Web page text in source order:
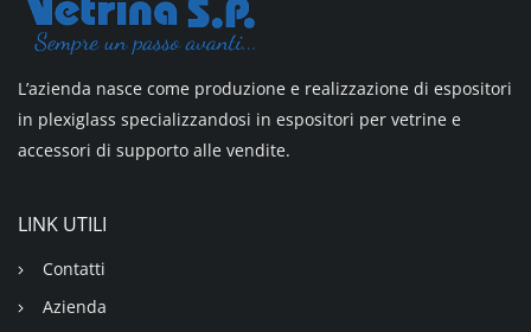
L’azienda nasce come produzione e realizzazione di espositori
in plexiglass specializzandosi in espositori per vetrine e
accessori di supporto alle vendite.
LINK UTILI
Contatti
Azienda